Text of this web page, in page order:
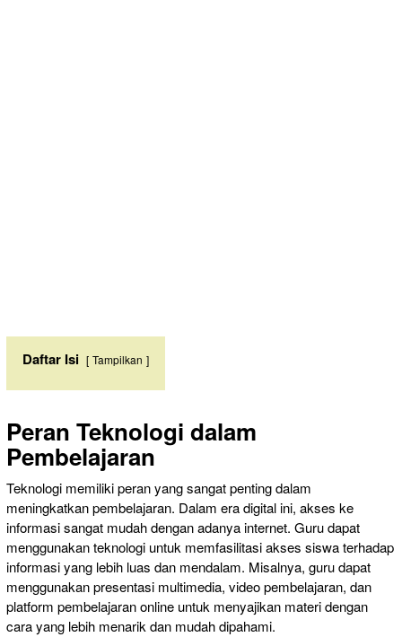
Daftar Isi Tampilkan
Peran Teknologi dalam
Pembelajaran
Teknologi memiliki peran yang sangat penting dalam
meningkatkan pembelajaran. Dalam era digital ini, akses ke
informasi sangat mudah dengan adanya internet. Guru dapat
menggunakan teknologi untuk memfasilitasi akses siswa terhadap
informasi yang lebih luas dan mendalam. Misalnya, guru dapat
menggunakan presentasi multimedia, video pembelajaran, dan
platform pembelajaran online untuk menyajikan materi dengan
cara yang lebih menarik dan mudah dipahami.